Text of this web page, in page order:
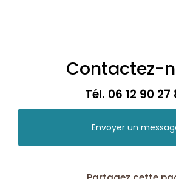
Contactez-
Tél. 06 12 90 27
Envoyer un